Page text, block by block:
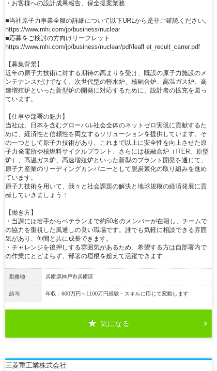
・お客様への設計成果報告、保全提案業務
■当社原子力事業全般の詳細について以下URLから是非ご確認ください。
https://www.mhi.com/jp/business/nuclear
■応募をご検討の方向けリーフレット
https://www.mhi.com/jp/business/nuclear/pdf/leafl et_recult_carrer.pdf
【募集背景】
近年の原子力技術に対する期待の高まりを受け、既設の原子力施設のメ
ンテナンスだけでなく、次世代型の軽水炉、核融合炉、高温ガス炉、高
速増殖炉といった新型炉の開発に対応するために、設計者の拡充を図っ
ています。
【仕事や部署の魅力】
当社は、日本を含むグローバル社会全体のネットゼロ実現に貢献するた
めに、経済性と信頼性を両立するソリューションを提供しています。そ
の一つとして原子力技術があり、これまで以上に安全性を向上させた原
子力発電所や核燃料サイクルプラント、さらには核融合炉（ITER、原型
炉）、高温ガス炉、高速増殖炉といった新型のプラント開発を通じて、
原子力産業のリーディングカンパニーとして脱炭素化の取り組みを進め
ています。
原子力技術を用いて、我々と社会課題の解決と地球規模の経済発展に貢
献していきましょう！
【働き方】
・当課には若手からベテランまで約50名のメンバーが在籍し、チームで
の協力を重視した風通しの良い職場です。誰でも気軽に相談できる雰囲
気があり、仲間と共に成長できます。
・チャレンジを後押しする雰囲気があるため、希望する方は自部署内で
の作業にとどまらず、部署の垣根を超えて活躍できます…
勤務地 兵庫県神戸市兵庫区
給与 年収：600万円～1100万円経験・スキルに応じて変動します
気になる
三菱重工業株式会社